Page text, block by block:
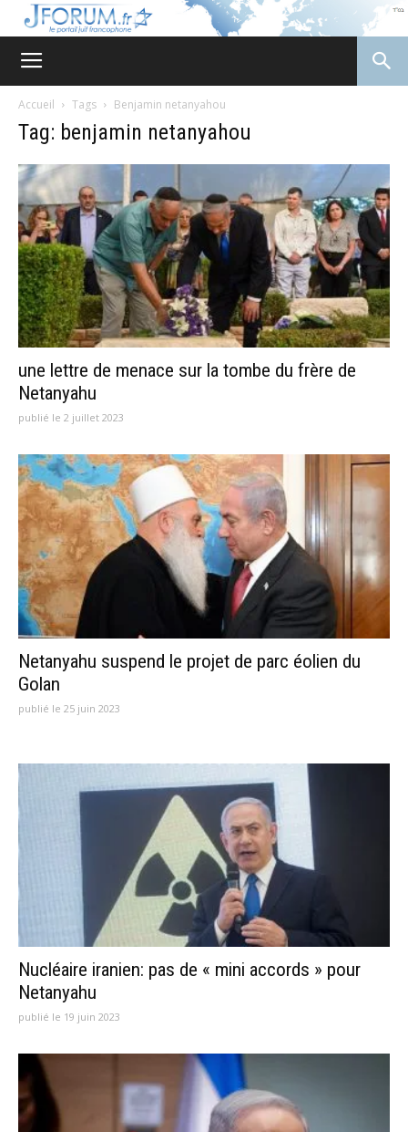
Accueil Tags Benjamin netanyahou
Tag: benjamin netanyahou
une lettre de menace sur la tombe du frère de
Netanyahu
publié le 2 juillet 2023
Netanyahu suspend le projet de parc éolien du
Golan
publié le 25 juin 2023
Nucléaire iranien: pas de « mini accords » pour
Netanyahu
publié le 19 juin 2023